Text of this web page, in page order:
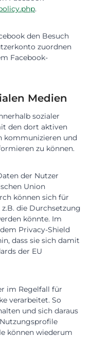
.
den Besuch
zuordnen
Facebook-
Medien
sozialer
den dort aktiven
kommunizieren und
zu können.
der Nutzer
Union
können sich für
die Durchsetzung
könnte. Im
Privacy-Shield
dass sie sich damit
der EU
im Regelfall für
verarbeitet. So
und sich daraus
können wiederum